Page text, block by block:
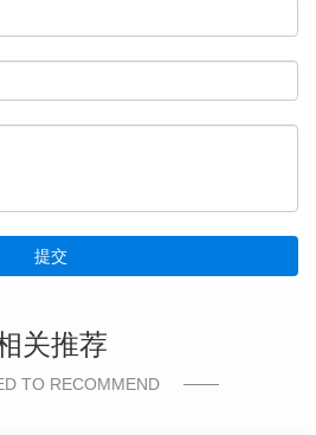
提交
关推荐
TO RECOMMEND